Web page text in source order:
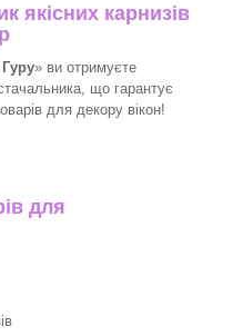
якісних карнизів
» ви отримуєте
що гарантує
для декору вікон!​
для